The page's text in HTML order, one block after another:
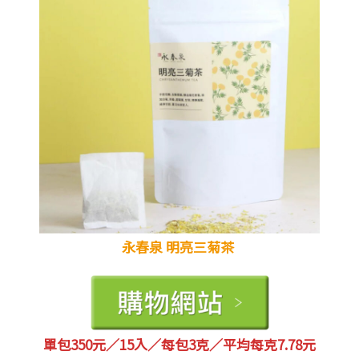
永春泉 明亮三菊茶
單包350元／15入／每包3克／平均每克7.78元